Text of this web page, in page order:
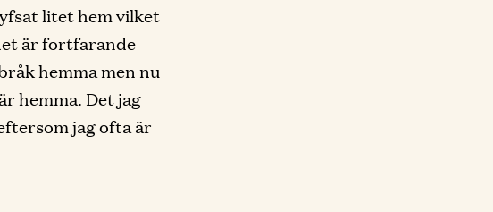
litet hem vilket
är fortfarande
hemma men nu
hemma. Det jag
jag ofta är